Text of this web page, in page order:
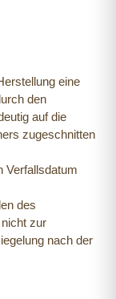
eine
den
auf die
zugeschnitten
Verfallsdatum
des
zur
nach der